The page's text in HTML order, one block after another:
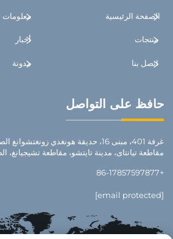
الصفحة الرئيسية معلومات
منتجات أخبار
اتصل بنا مدونة
حافظ على التواصل
غرفة 401، مبنى 16، حديقة هونغدي
مقاطعة تيانتاى، مدينة تايتشو، مقاطعة تشيجيانغ،
+86-17857597877
[email protected]